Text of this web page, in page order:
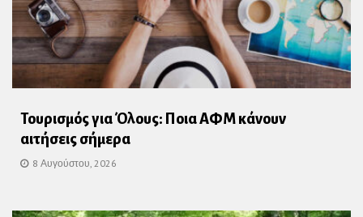
Τουρισμός για Όλους: Ποια ΑΦΜ κάνουν
αιτήσεις σήμερα
8 Αυγούστου, 2026